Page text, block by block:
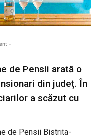
-
de Pensii arată o
din județ. În
a scăzut cu
de Pensii Bistrița-